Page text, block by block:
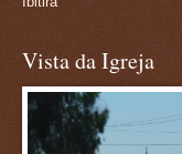
Vista da Igreja